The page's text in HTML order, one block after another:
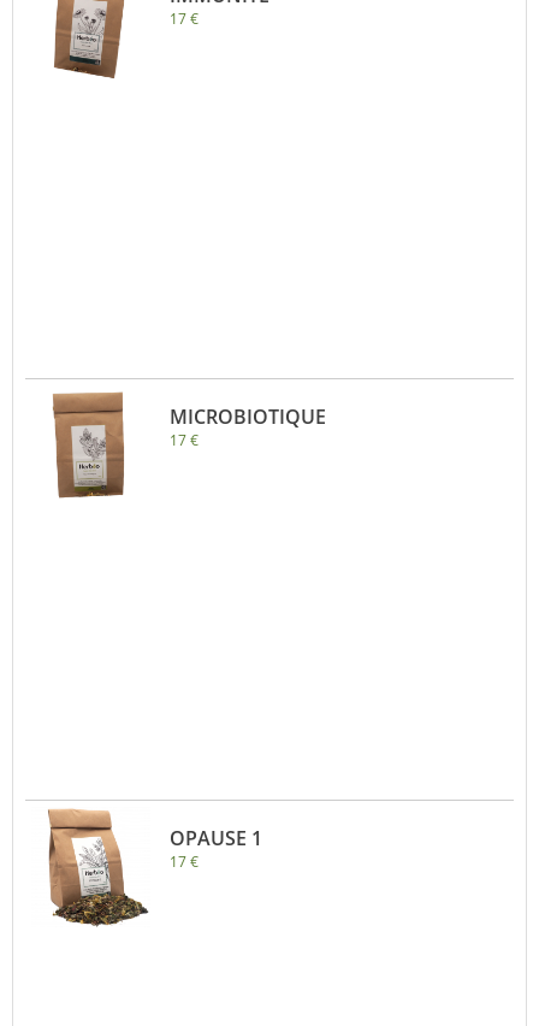
17 €
MICROBIOTIQUE
17 €
OPAUSE 1
17 €